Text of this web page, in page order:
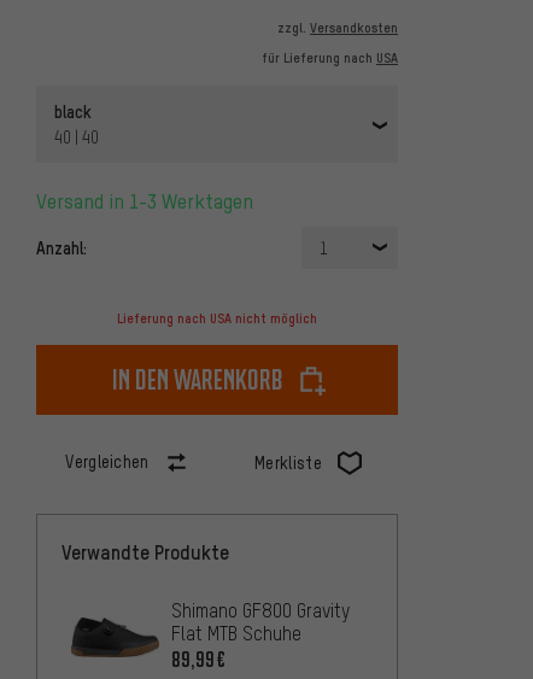
zzgl. Versandkosten
für Lieferung nach USA
black
40 | 40
Versand in 1-3 Werktagen
Anzahl: 1
Lieferung nach USA nicht möglich
In den Warenkorb
Vergleichen Merkliste
Verwandte Produkte
Shimano GF800 Gravity
Flat MTB Schuhe
89,99€